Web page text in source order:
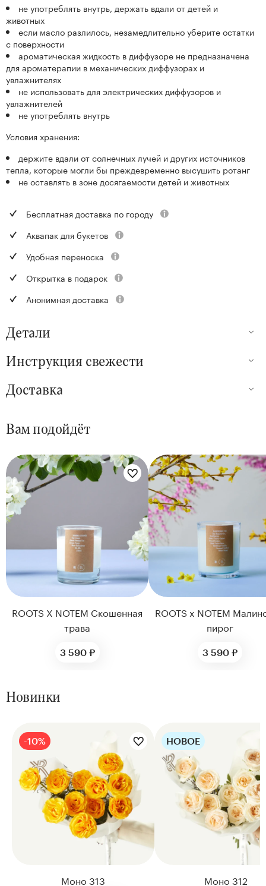
не употреблять внутрь, держать вдали от детей и
животных
если масло разлилось, незамедлительно уберите остатки
с поверхности
ароматическая жидкость в диффузоре не предназначена
для ароматерапии в механических диффузорах и
увлажнителях
не использовать для электрических диффузоров и
увлажнителей
не употреблять внутрь
Условия хранения:
держите вдали от солнечных лучей и других источников
тепла, которые могли бы преждевременно высушить ротанг
не оставлять в зоне досягаемости детей и животных
Бесплатная доставка по городу
Аквапак для букетов
Удобная переноска
Открытка в подарок
Анонимная доставка
Детали
Инструкция свежести
Доставка
Вам подойдёт
ROOTS X NOTEM Скошенная
трава
3 590 ₽
ROOTS x NOTEM
пирог
3 590 ₽
Новинки
-10%
Моно 313
Цветы букета:
НОВОЕ
Моно 312